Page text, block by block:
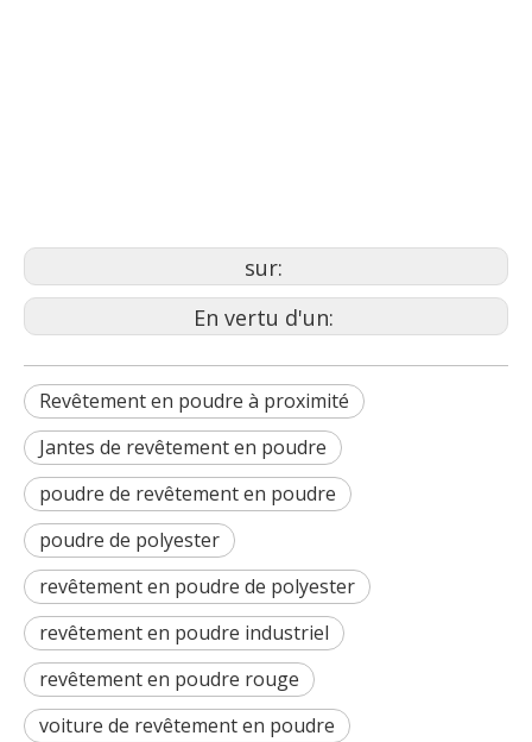
sur:
En vertu d'un:
Revêtement en poudre à proximité
Jantes de revêtement en poudre
poudre de revêtement en poudre
poudre de polyester
revêtement en poudre de polyester
revêtement en poudre industriel
revêtement en poudre rouge
voiture de revêtement en poudre